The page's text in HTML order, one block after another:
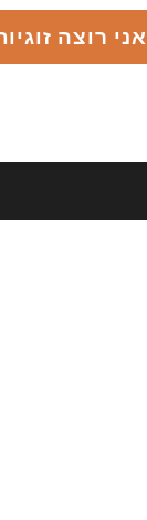
אני רוצה